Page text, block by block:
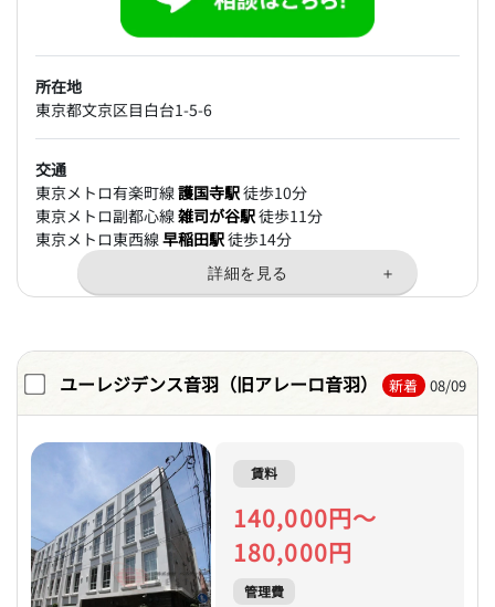
所在地
東京都文京区目白台1-5-6
交通
東京メトロ有楽町線護国寺駅徒歩10分
東京メトロ副都心線雑司が谷駅徒歩11分
東京メトロ東西線早稲田駅徒歩14分
ユーレジデンス音羽（旧アレーロ音羽） 新着 08/09
賃料
140,000円～
180,000円
管理費